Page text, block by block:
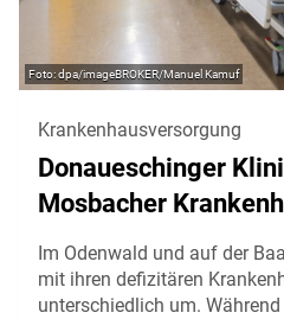
dpa/imageBROKER/Manuel Kamuf
Krankenhausversorgung
Donaueschinger
Mosbacher
Im Odenwald und auf der
mit ihren defizitären
unterschiedlich um.